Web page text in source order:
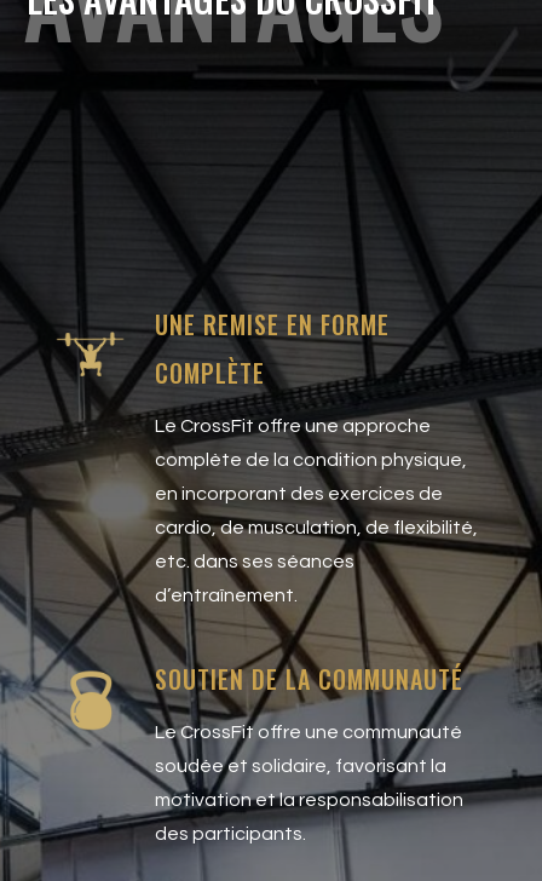
UNE REMISE EN FORME
COMPLÈTE
Le CrossFit offre une approche
complète de la condition physique,
en incorporant des exercices de
cardio, de musculation, de flexibilité,
etc. dans ses séances
d’entraînement.
SOUTIEN DE LA COMMUNAUTÉ
Le CrossFit offre une communauté
soudée et solidaire, favorisant la
motivation et la responsabilisation
des participants.